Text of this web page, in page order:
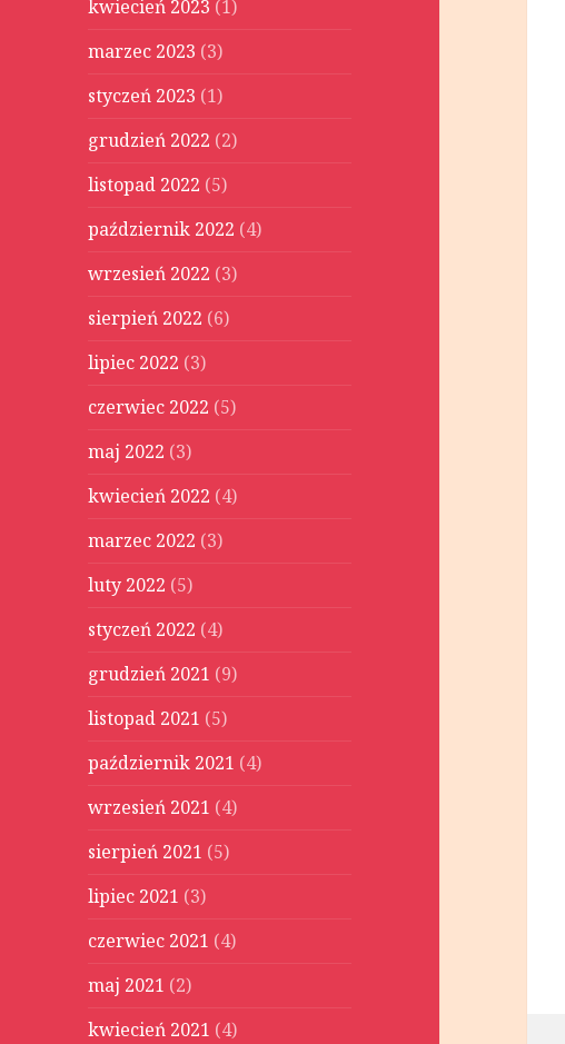
kwiecień 2023 (1)
marzec 2023 (3)
styczeń 2023 (1)
grudzień 2022 (2)
listopad 2022 (5)
październik 2022 (4)
wrzesień 2022 (3)
sierpień 2022 (6)
lipiec 2022 (3)
czerwiec 2022 (5)
maj 2022 (3)
kwiecień 2022 (4)
marzec 2022 (3)
luty 2022 (5)
styczeń 2022 (4)
grudzień 2021 (9)
listopad 2021 (5)
październik 2021 (4)
wrzesień 2021 (4)
sierpień 2021 (5)
lipiec 2021 (3)
czerwiec 2021 (4)
maj 2021 (2)
kwiecień 2021 (4)